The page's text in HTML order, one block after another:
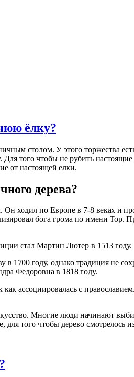
ёлку?
столом. У этого торжества
того чтобы не рубить
от настоящей елки.
дерева?
ходил по Европе в 7-8 веках и
бога грома по имени Тор.
стал Мартин Лютер в 1513 году.
году, однако традиция не
Федоровна в 1818 году.
ассоциировалась с
Многие люди начинают
того чтобы дерево смотрелось